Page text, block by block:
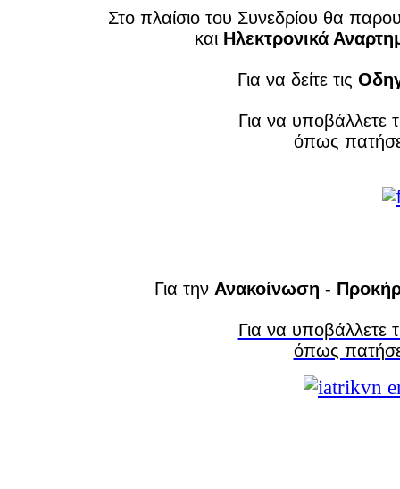
Στo πλαίσιo του Συνεδρίου θα
και Ηλεκτρονικά
Για να δείτε τις
Για να υποβάλλετε
όπως
Για την Ανακοίνωση -
Για να υποβάλλετε
όπως